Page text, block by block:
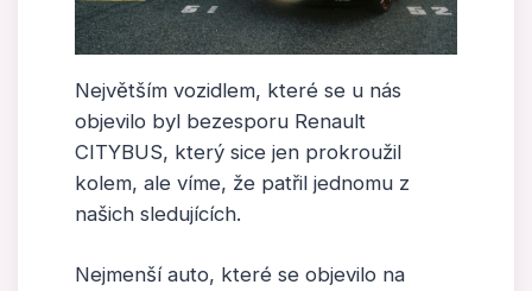
Největším vozidlem, které se u nás
objevilo byl bezesporu Renault
CITYBUS, který sice jen prokroužil
kolem, ale víme, že patřil jednomu z
našich sledujících.
Nejmenší auto, které se objevilo na